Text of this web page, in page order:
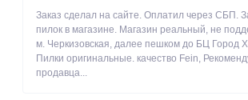
Заказ сделал на сайте. Оплатил через СБП.
пилок в магазине. Магазин реальный, не
м. Черкизовская, далее пешком до БЦ Город
Пилки оригинальные. качество Fein,
продавца...